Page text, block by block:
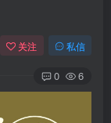
关注 私信
0 6